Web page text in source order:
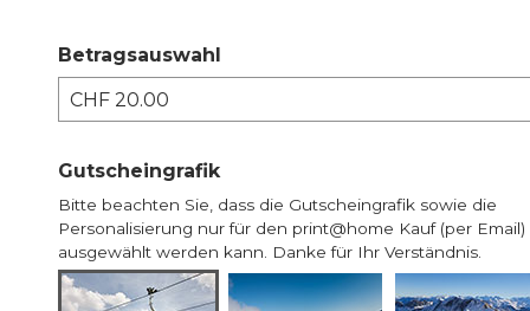
Betragsauswahl
Gutscheingrafik
Bitte beachten Sie, dass die Gutscheingrafik sowie die
Personalisierung nur für den print@home Kauf (per Email)
ausgewählt werden kann. Danke für Ihr Verständnis.